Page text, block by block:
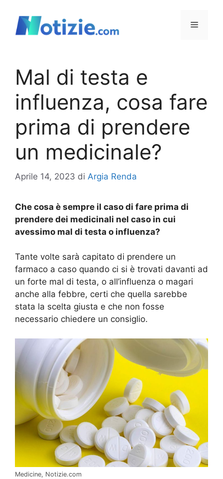
contenuto
Menu
Mal di testa e
influenza, cosa fare
prima di prendere
un medicinale?
Aprile 14, 2023 di Argia Renda
Che cosa è sempre il caso di fare prima di
prendere dei medicinali nel caso in cui
avessimo mal di testa o influenza?
Tante volte sarà capitato di prendere un
farmaco a caso quando ci si è trovati davanti ad
un forte mal di testa, o all’influenza o magari
anche alla febbre, certi che quella sarebbe
stata la scelta giusta e che non fosse
necessario chiedere un consiglio.
Medicine, Notizie.com